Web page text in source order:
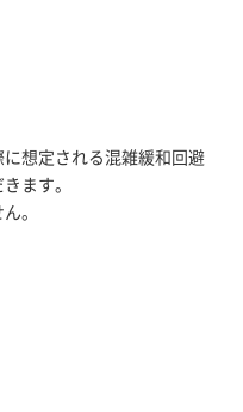
想定される混雑緩和回避
ます。
。